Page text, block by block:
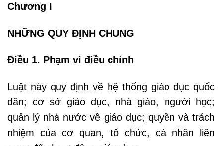
Chương I
NHỮNG QUY ĐỊNH CHUNG
Điều 1. Phạm vi điều chỉnh
Luật này quy định về hệ thống giáo dục quốc
dân; cơ sở giáo dục, nhà giáo, người học;
quản lý nhà nước về giáo dục; quyền và trách
nhiệm của cơ quan, tổ chức, cá nhân liên